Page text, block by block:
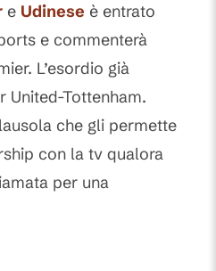
e Udinese è entrato
e commenterà
L’esordio già
United-Tottenham.
che gli permette
con la tv qualora
per una